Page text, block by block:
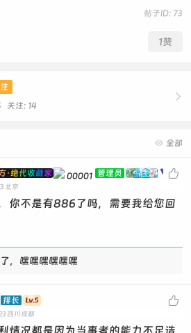
帖子ID: 73
1赞

关注: 14
 全部

·绝代收藏家 00001 管理员
北京
你不是有886了吗，需要我给您回
，嘿嘿嘿嘿嘿嘿

排长
四川成都